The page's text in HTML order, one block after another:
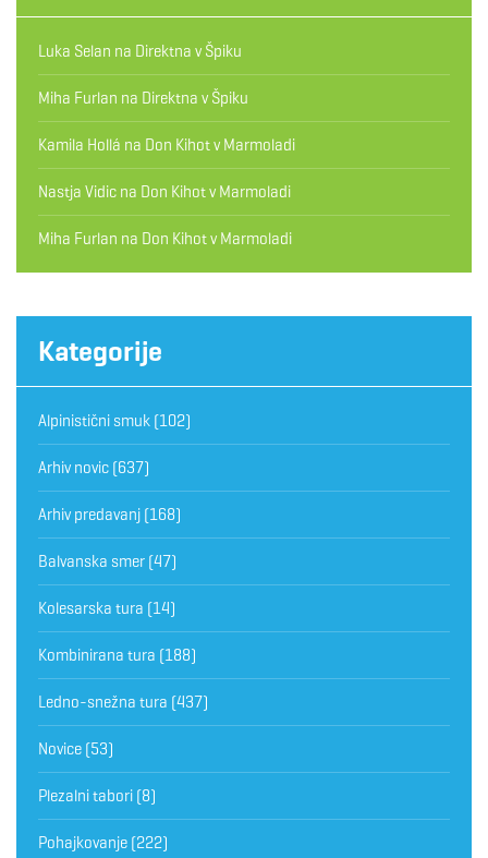
Luka Selan na Direktna v Špiku
Miha Furlan na Direktna v Špiku
Kamila Hollá na Don Kihot v Marmoladi
Nastja Vidic na Don Kihot v Marmoladi
Miha Furlan na Don Kihot v Marmoladi
Kategorije
Alpinistični smuk (102)
Arhiv novic (637)
Arhiv predavanj (168)
Balvanska smer (47)
Kolesarska tura (14)
Kombinirana tura (188)
Ledno-snežna tura (437)
Novice (53)
Plezalni tabori (8)
Pohajkovanje (222)